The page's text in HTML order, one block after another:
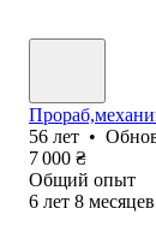
56 лет •
7 000 ₴
Общий опыт
6 лет 8 месяцев